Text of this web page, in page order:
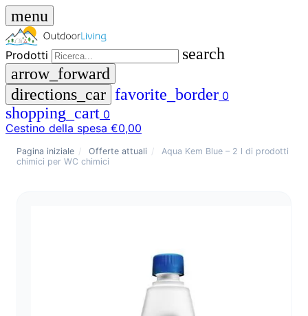
menu
Prodotti
search
arrow_forward
directions_car favorite_border 0
shopping_cart 0
Cestino della spesa €0,00
close
Pagina iniziale / Offerte attuali /
Aqua Kem Blue – 2 l di prodotti
chimici per WC chimici